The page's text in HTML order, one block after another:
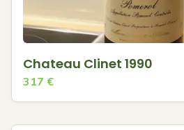
Chateau Clinet 1990
317 €